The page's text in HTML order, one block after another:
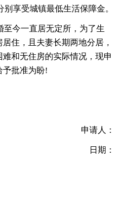
享受城镇最低生活保障金。
至今一直居无定所，为了生
住，且夫妻长期两地分居，
和无住房的实际情况，现申
予批准为盼!
申请人：
日期：